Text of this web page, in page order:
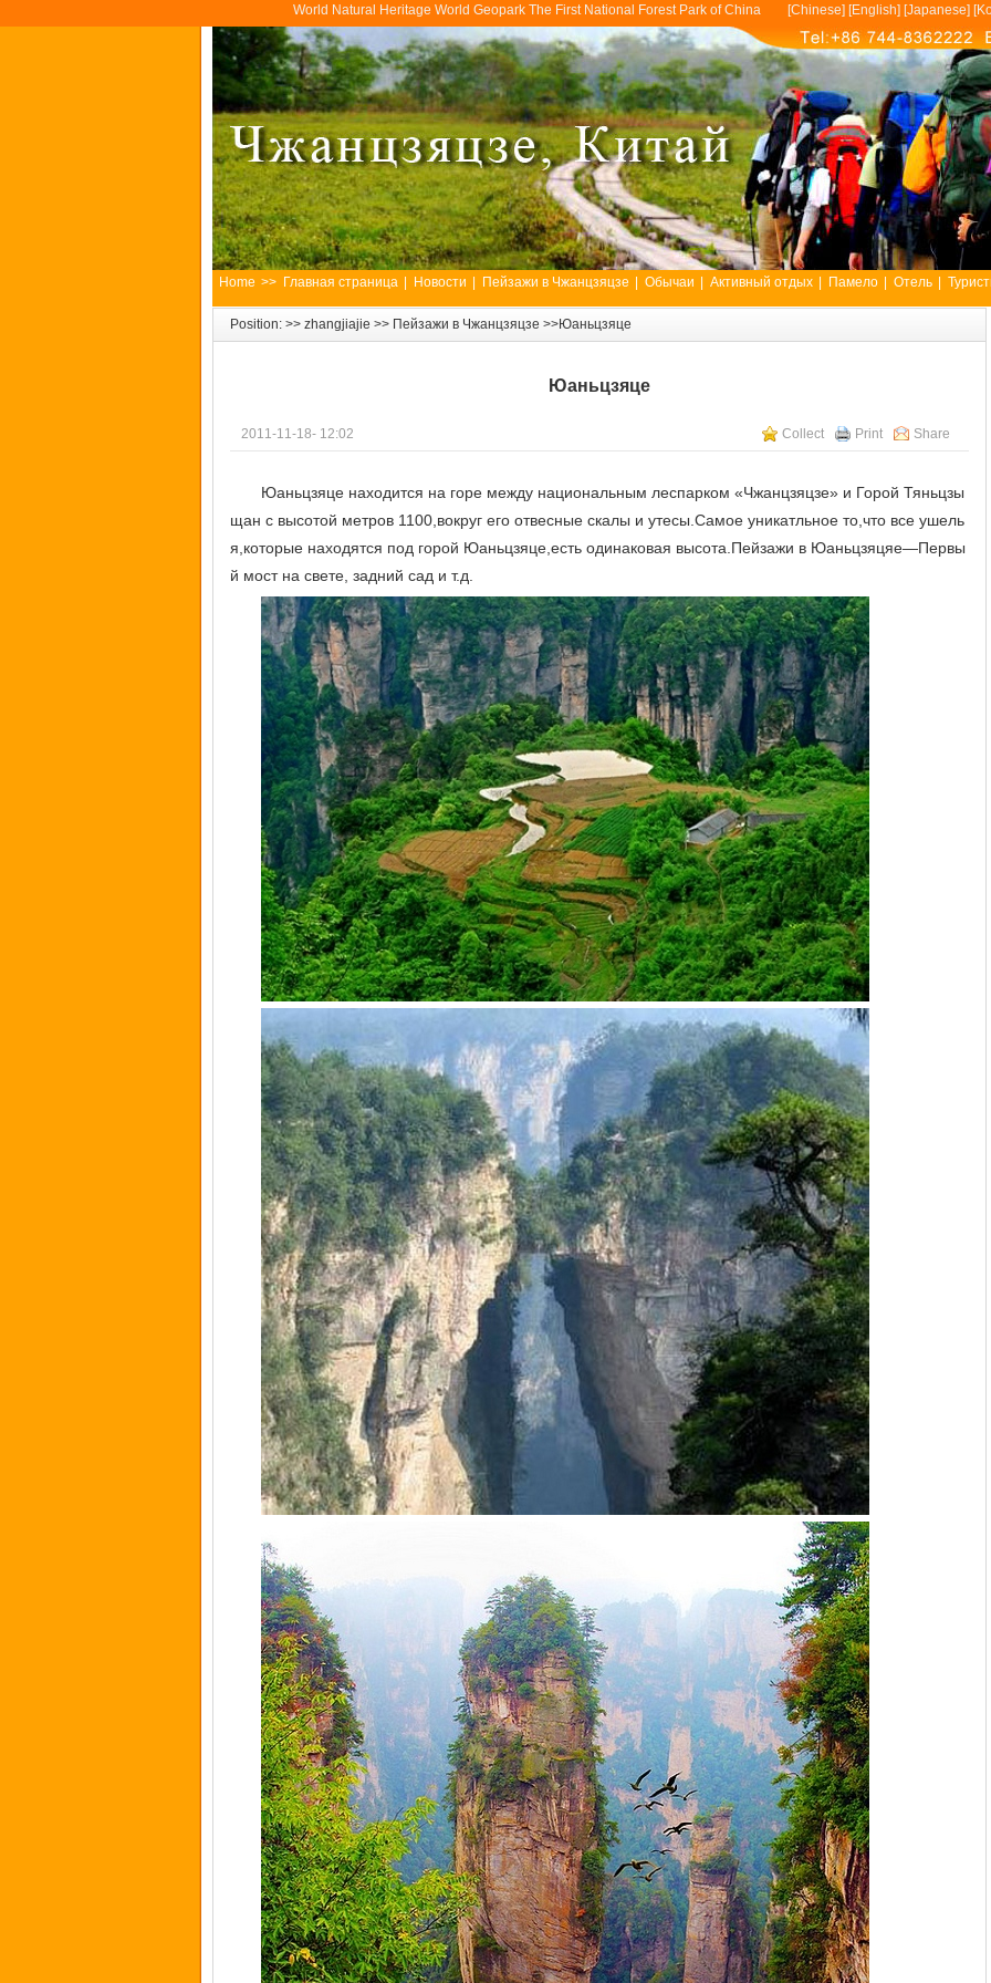
World Natural Heritage World Geopark The First National Forest Park of China [Chinese] [English] [Japanese] [
Home >> Главная страница Новости Пейзажи в Чжанцзяцзе Обычаи Активный отдых Памело Отель
Position: >> zhangjiajie >> Пейзажи в Чжанцзяцзе >>Юаньцзяце
Юаньцзяце
Collect Print Share
2011-11-18- 12:02
Юаньцзяце находится на горе между национальным леспарком «Чжанцзяцзе» и Горой Тяньцзы
щан с высотой метров 1100,вокруг его отвесные скалы и утесы.Самое уникатльное то,что все ушель
я,которые находятся под горой Юаньцзяце,есть одинаковая высота.Пейзажи в Юаньцзяцяе—Первы
й мост на свете, задний сад и т.д.